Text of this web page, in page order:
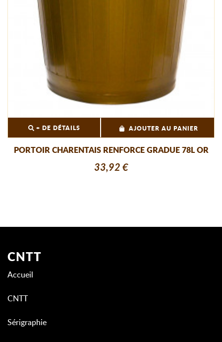
+ DE DÉTAILS AJOUTER AU PANIER
PORTOIR CHARENTAIS RENFORCE GRADUE 78L OR
33,92 €
CNTT
Accueil
CNTT
Sérigraphie